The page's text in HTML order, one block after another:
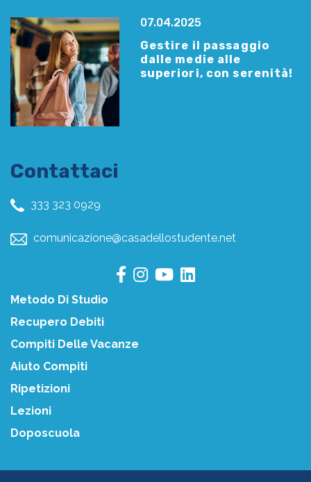
07.04.2025
Gestire il passaggio
dalle medie alle
superiori, con serenità!
Contattaci
333 323 0929
comunicazione@casadellostudente.net
Metodo Di Studio
Recupero Debiti
Compiti Delle Vacanze
Aiuto Compiti
Ripetizioni
Lezioni
Doposcuola